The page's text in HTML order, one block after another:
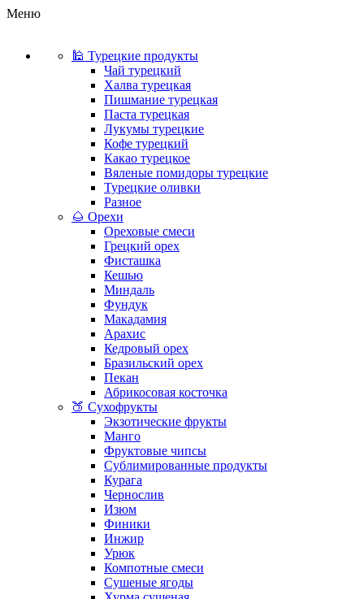
Меню
🕌 Турецкие продукты
Чай турецкий
Халва турецкая
Пишмание турецкая
Паста турецкая
Лукумы турецкие
Кофе турецкий
Какао турецкое
Вяленые помидоры турецкие
Турецкие оливки
Разное
🌰 Орехи
Ореховые смеси
Грецкий орех
Фисташка
Кешью
Миндаль
Фундук
Макадамия
Арахис
Кедровый орех
Бразильский орех
Пекан
Абрикосовая косточка
🍑 Сухофрукты
Экзотические фрукты
Манго
Фруктовые чипсы
Сублимированные продукты
Курага
Чернослив
Изюм
Финики
Инжир
Урюк
Компотные смеси
Сушеные ягоды